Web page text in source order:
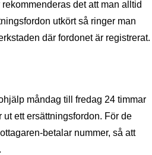
det att man alltid
utkört så ringer man
där fordonet är registrerat.
måndag till fredag 24 timmar
ett ersättningsfordon. För de
betalar nummer, så att